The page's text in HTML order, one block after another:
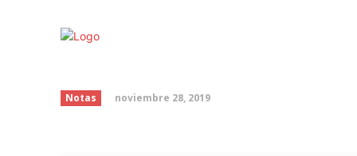
Los 10 ladrones de tu
Notas noviembre 28, 2019